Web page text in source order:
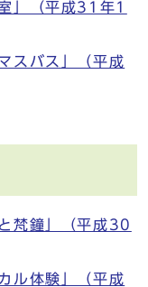
」（平成31年1
スバス」（平成
梵鐘」（平成30
ル体験」（平成